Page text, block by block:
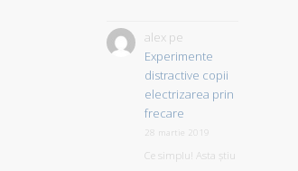
alexpe
Experimente
distractive copii
electrizarea prin
frecare
28 martie 2019
Ce simplu! Asta știu